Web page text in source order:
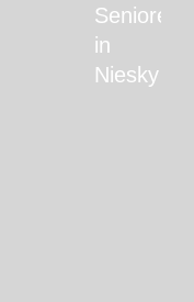
Senioren
in
Niesky